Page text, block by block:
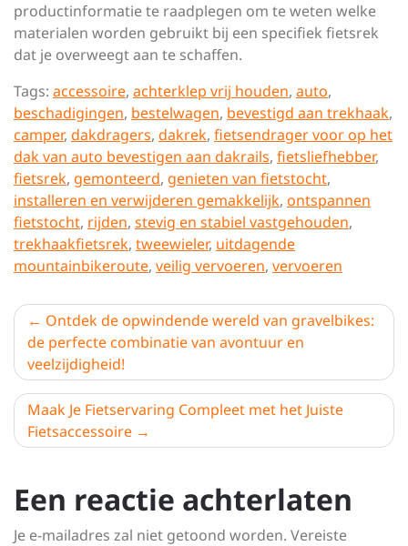
productinformatie te raadplegen om te weten welke
materialen worden gebruikt bij een specifiek fietsrek
dat je overweegt aan te schaffen.
Tags: accessoire, achterklep vrij houden, auto,
beschadigingen, bestelwagen, bevestigd aan trekhaak,
camper, dakdragers, dakrek, fietsendrager voor op het
dak van auto bevestigen aan dakrails, fietsliefhebber,
fietsrek, gemonteerd, genieten van fietstocht,
installeren en verwijderen gemakkelijk, ontspannen
fietstocht, rijden, stevig en stabiel vastgehouden,
trekhaakfietsrek, tweewieler, uitdagende
mountainbikeroute, veilig vervoeren, vervoeren
Berichtnavigatie
Ontdek de opwindende wereld van gravelbikes:
de perfecte combinatie van avontuur en
veelzijdigheid!
Maak Je Fietservaring Compleet met het Juiste
Fietsaccessoire
Een reactie achterlaten
Je e-mailadres zal niet getoond worden. Vereiste